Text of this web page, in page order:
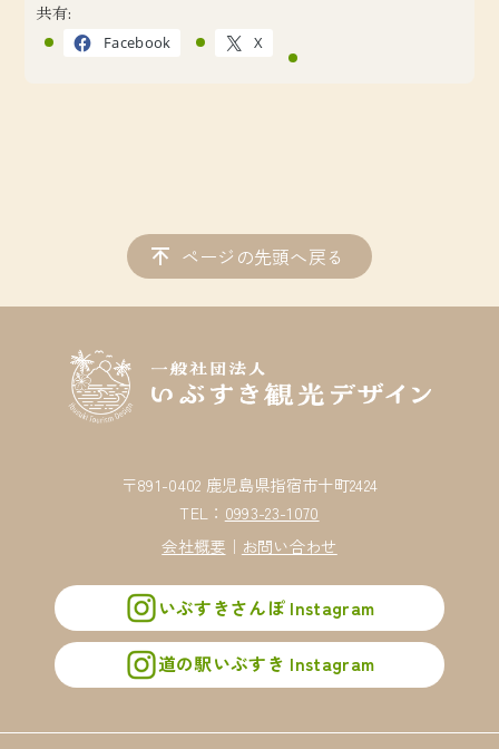
共有:
Facebook X
ページの先頭へ戻る
〒891-0402 鹿児島県指宿市十町2424
TEL： 0993-23-1070
会社概要 ｜ お問い合わせ
いぶすきさんぽ Instagram
道の駅いぶすき Instagram